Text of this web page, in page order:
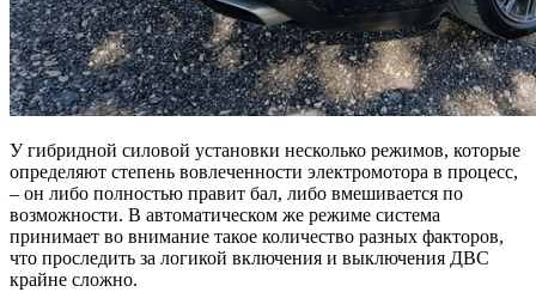
У гибридной силовой установки несколько режимов, которые
определяют степень вовлеченности электромотора в процесс,
– он либо полностью правит бал, либо вмешивается по
возможности. В автоматическом же режиме система
принимает во внимание такое количество разных факторов,
что проследить за логикой включения и выключения ДВС
крайне сложно.